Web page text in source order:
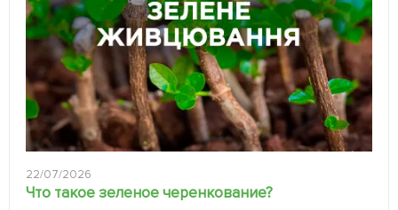
22/07/2026
Что такое зеленое черенкование?